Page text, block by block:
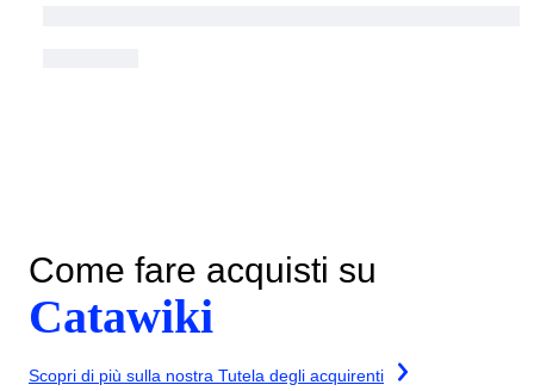
Come fare acquisti su
Catawiki
Scopri di più sulla nostra Tutela degli acquirenti